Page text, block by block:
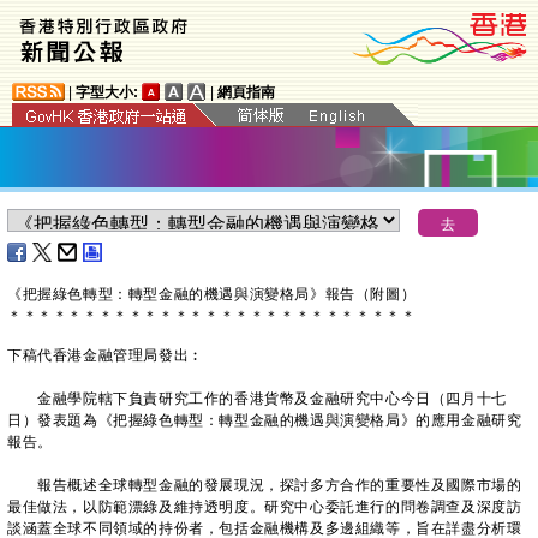
字型大小: 網頁指南
《把握綠色轉型：轉型金融的機遇與演變格局》報告（附圖）
＊ ＊ ＊ ＊ ＊ ＊ ＊ ＊ ＊ ＊ ＊ ＊ ＊ ＊ ＊ ＊ ＊ ＊ ＊ ＊ ＊ ＊ ＊ ＊ ＊ ＊ ＊
下稿代香港金融管理局發出︰
金融學院轄下負責研究工作的香港貨幣及金融研究中心今日（四月十七
日）發表題為《把握綠色轉型：轉型金融的機遇與演變格局》的應用金融研究
報告。
報告概述全球轉型金融的發展現況，探討多方合作的重要性及國際市場的
最佳做法，以防範漂綠及維持透明度。研究中心委託進行的問卷調查及深度訪
談涵蓋全球不同領域的持份者，包括金融機構及多邊組織等，旨在詳盡分析環